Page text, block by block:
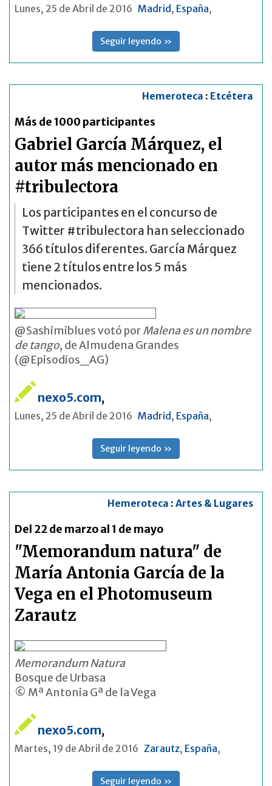
Lunes, 25 de Abril de 2016 Madrid , España,
Seguir leyendo »
Hemeroteca : Etcétera
Más de 1000 participantes
Gabriel García Márquez, el
autor más mencionado en
#tribulectora
Los participantes en el concurso de
Twitter #tribulectora han seleccionado
366 títulos diferentes. García Márquez
tiene 2 títulos entre los 5 más
mencionados.
@Sashimiblues votó porMalena es un nombre
de tango, de Almudena Grandes
(@Episodios_AG)
nexo5.com,
Lunes, 25 de Abril de 2016 Madrid , España,
Seguir leyendo »
Hemeroteca : Artes & Lugares
Del 22 de marzo al 1 de mayo
"Memorandum natura" de
María Antonia García de la
Vega en el Photomuseum
Zarautz
Memorandum Natura
Bosque de Urbasa
© Mª Antonia Gª de la Vega
nexo5.com,
Martes, 19 de Abril de 2016 Zarautz, España,
Seguir leyendo »